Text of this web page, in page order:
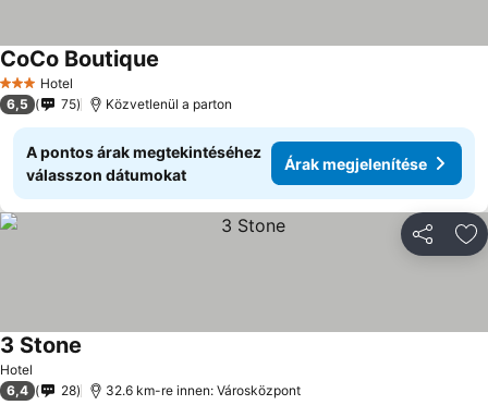
3 Kategória
Hotel
CoCo Boutique
6,5 75 Közvetlenül a parton
A pontos árak megtekintéséhez
válasszon dátumokat
Árak megjelenítése
Hotel
3 Stone
6,4 28 32.6 km-re innen: Városközpont